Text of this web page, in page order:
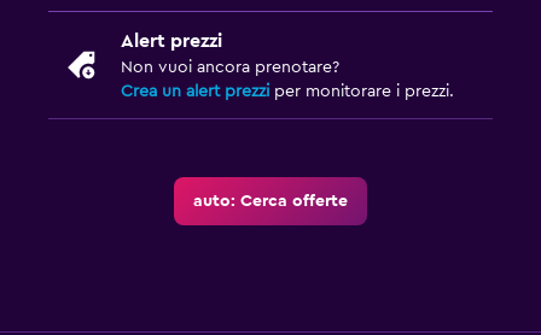
Alert prezzi
Non vuoi ancora prenotare?
Crea un alert prezzi per monitorare i prezzi.
auto: Cerca offerte